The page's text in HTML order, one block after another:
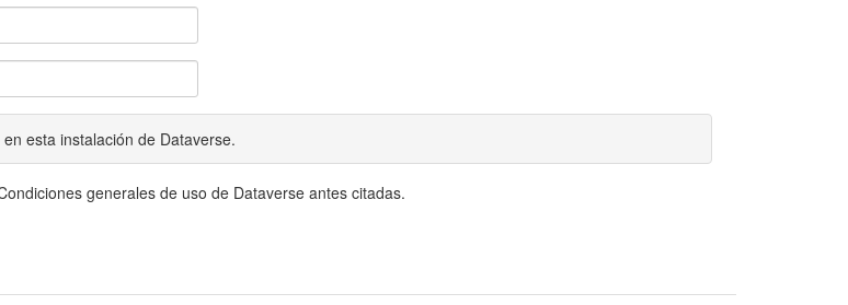
esta instalación de Dataverse.
generales de uso de Dataverse antes citadas.